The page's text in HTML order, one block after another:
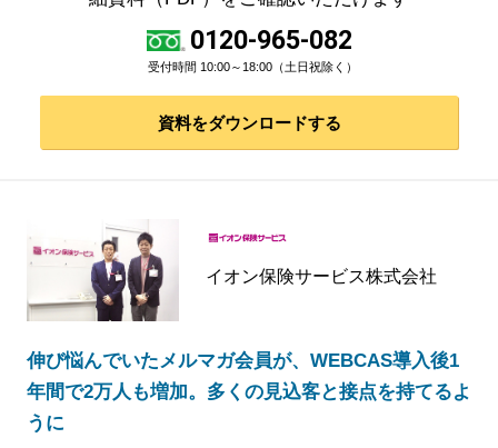
0120-965-082
受付時間 10:00～18:00（土日祝除く）
資料をダウンロードする
イオン保険サービス株式会社
伸び悩んでいたメルマガ会員が、WEBCAS導入後1
年間で2万人も増加。多くの見込客と接点を持てるよ
うに